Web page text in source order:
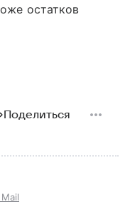
остатков
Поделиться